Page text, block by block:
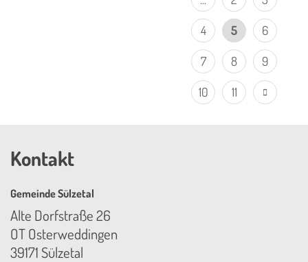
4 5 6
7 8 9
10 11
Kontakt
Gemeinde Sülzetal
Alte Dorfstraße 26
OT Osterweddingen
39171 Sülzetal